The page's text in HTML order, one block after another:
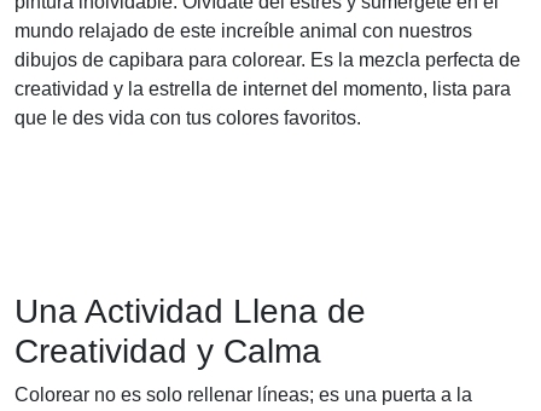
mundo relajado de este increíble animal con nuestros
dibujos de capibara para colorear. Es la mezcla perfecta de
creatividad y la estrella de internet del momento, lista para
que le des vida con tus colores favoritos.
Una Actividad Llena de
Creatividad y Calma
Colorear no es solo rellenar líneas; es una puerta a la